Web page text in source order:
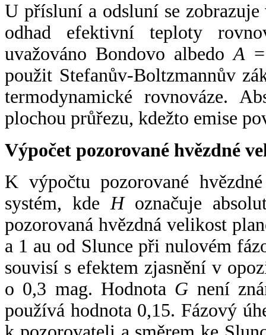
U přísluní a odsluní se
odhad efektivní teploty
uvažováno Bondovo albedoA
použit Stefanův-Boltzmannův
termodynamické rovnováze.
plochou průřezu, kdežto emise
Výpočet pozorované hvězdné
K výpočtu pozorované
systém, kde Hoznačuje
pozorovaná hvězdná velikost
a 1 au od Slunce při nulovém
souvisí s efektem zjasnění v
o 0,3 mag. Hodnota G není
používá hodnota 0,15. Fázový